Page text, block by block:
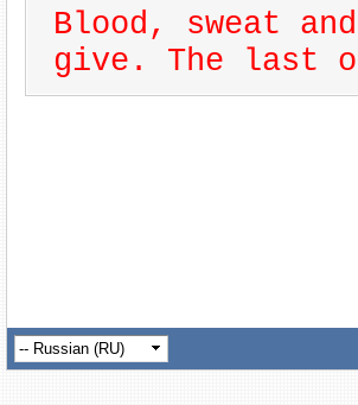
Blood, sweat
give. The last